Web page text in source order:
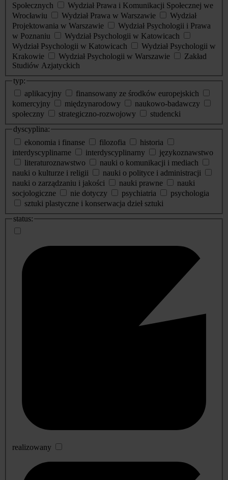
Społecznych
Wydział Prawa i Komunikacji Społecznej we
Wrocławiu
Wydział Prawa w Warszawie
Wydział
Projektowania w Warszawie
Wydział Psychologii i Prawa
w Poznaniu
Wydział Psychologii w Katowicach
Wydział Psychologii w Katowicach
Wydział Psychologii w
Krakowie
Wydział Psychologii w Warszawie
Zakład
Studiów Azjatyckich
typ:
aplikacyjny
finansowany ze środków europejskich
komercyjny
międzynarodowy
naukowo-badawczy
społeczny
strategiczno-rozwojowy
studencki
dyscyplina:
ekonomia i finanse
filozofia
historia
interdyscyplinarne
interdyscyplinarny
językoznawstwo
literaturoznawstwo
nauki o komunikacji i mediach
nauki o kulturze i religii
nauki o polityce i administracji
nauki o zarządzaniu i jakości
nauki prawne
nauki
socjologiczne
nie dotyczy psychiatria
psychologia
sztuki plastyczne i konserwacja dzieł sztuki
status:
realizowany